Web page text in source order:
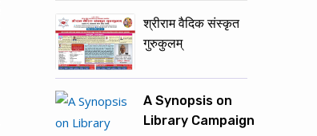
श्रीराम वैदिक संस्कृत
गुरुकुलम्
A Synopsis on
Library Campaign